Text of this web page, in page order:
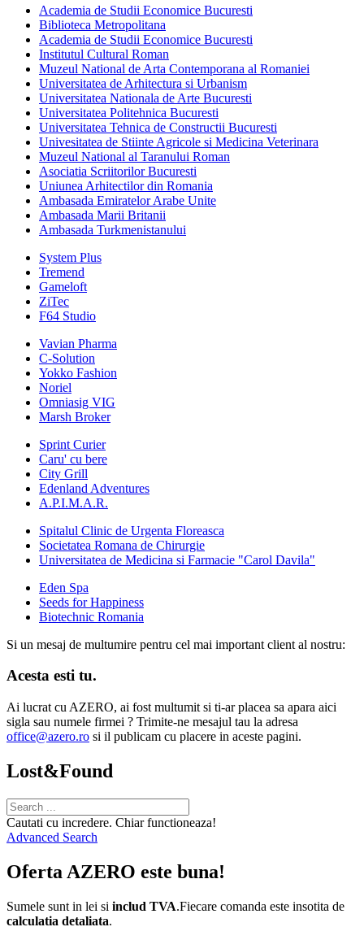
Academia de Studii Economice Bucuresti
Biblioteca Metropolitana
Academia de Studii Economice Bucuresti
Institutul Cultural Roman
Muzeul National de Arta Contemporana al Romaniei
Universitatea de Arhitectura si Urbanism
Universitatea Nationala de Arte Bucuresti
Universitatea Politehnica Bucuresti
Universitatea Tehnica de Constructii Bucuresti
Univesitatea de Stiinte Agricole si Medicina Veterinara
Muzeul National al Taranului Roman
Asociatia Scriitorilor Bucuresti
Uniunea Arhitectilor din Romania
Ambasada Emiratelor Arabe Unite
Ambasada Marii Britanii
Ambasada Turkmenistanului
System Plus
Tremend
Gameloft
ZiTec
F64 Studio
Vavian Pharma
C-Solution
Yokko Fashion
Noriel
Omniasig VIG
Marsh Broker
Sprint Curier
Caru' cu bere
City Grill
Edenland Adventures
A.P.I.M.A.R.
Spitalul Clinic de Urgenta Floreasca
Societatea Romana de Chirurgie
Universitatea de Medicina si Farmacie "Carol Davila"
Eden Spa
Seeds for Happiness
Biotechnic Romania
Si un mesaj de multumire pentru cel mai important client al nostru:
Acesta esti tu.
Ai lucrat cu AZERO, ai fost multumit si ti-ar placea sa apara aici
sigla sau numele firmei ? Trimite-ne mesajul tau la adresa
office@azero.ro si il publicam cu placere in aceste pagini.
Lost&Found
Cautati cu incredere. Chiar functioneaza!
Advanced Search
Oferta AZERO este buna!
Sumele sunt in lei si includ TVA.Fiecare comanda este insotita de
calculatia detaliata.